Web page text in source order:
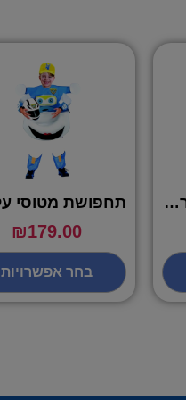
תחפושת קפטן אמריקה מפואר – שושי זוהר
₪179.00
בחר אפשרויות